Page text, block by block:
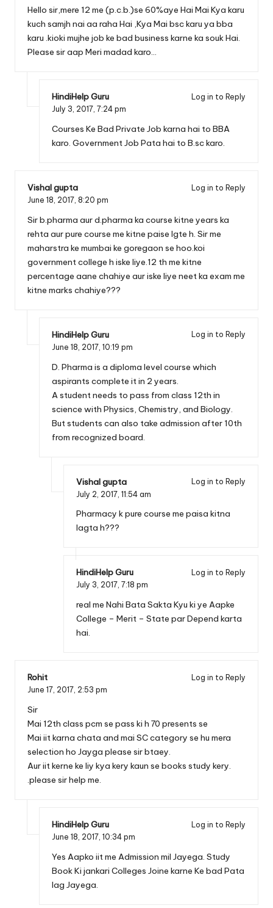
Hello sir,mere 12 me (p.c.b.)se 60%aye Hai Mai Kya karu
kuch samjh nai aa raha Hai ,Kya Mai bsc karu ya bba
karu .kioki mujhe job ke bad business karne ka souk Hai.
Please sir aap Meri madad karo…
HindiHelp Guru
Log in to Reply
July 3, 2017, 7:24 pm
Courses Ke Bad Private Job karna hai to BBA
karo. Government Job Pata hai to B.sc karo.
Vishal gupta
Log in to Reply
June 18, 2017, 8:20 pm
Sir b.pharma aur d.pharma ka course kitne years ka
rehta aur pure course me kitne paise lgte h. Sir me
maharstra ke mumbai ke goregaon se hoo.koi
government college h iske liye.12 th me kitne
percentage aane chahiye aur iske liye neet ka exam me
kitne marks chahiye???
HindiHelp Guru
Log in to Reply
June 18, 2017, 10:19 pm
D. Pharma is a diploma level course which
aspirants complete it in 2 years.
A student needs to pass from class 12th in
science with Physics, Chemistry, and Biology.
But students can also take admission after 10th
from recognized board.
Vishal gupta
Log in to Reply
July 2, 2017, 11:54 am
Pharmacy k pure course me paisa kitna
lagta h???
HindiHelp Guru
Log in to Reply
July 3, 2017, 7:18 pm
real me Nahi Bata Sakta Kyu ki ye Aapke
College – Merit – State par Depend karta
hai.
Rohit
Log in to Reply
June 17, 2017, 2:53 pm
Sir
Mai 12th class pcm se pass ki h 70 presents se
Mai iit karna chata and mai SC category se hu mera
selection ho Jayga please sir btaey.
Aur iit kerne ke liy kya kery kaun se books study kery.
.please sir help me.
HindiHelp Guru
Log in to Reply
June 18, 2017, 10:34 pm
Yes Aapko iit me Admission mil Jayega. Study
Book Ki jankari Colleges Joine karne Ke bad Pata
lag Jayega.